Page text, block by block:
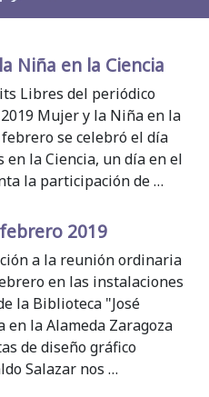
Niña en la Ciencia
Libres del periódico
Mujer y la Niña en la
se celebró el día
la Ciencia, un día en el
la participación de …
2019
a la reunión ordinaria
en las instalaciones
la Biblioteca "José
en la Alameda Zaragoza
de diseño gráfico
Salazar nos …